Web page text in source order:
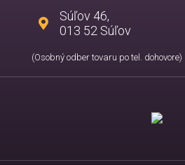
Súľov 46,
013 52 Súľov
(Osobný odber tovaru po tel. dohovore)